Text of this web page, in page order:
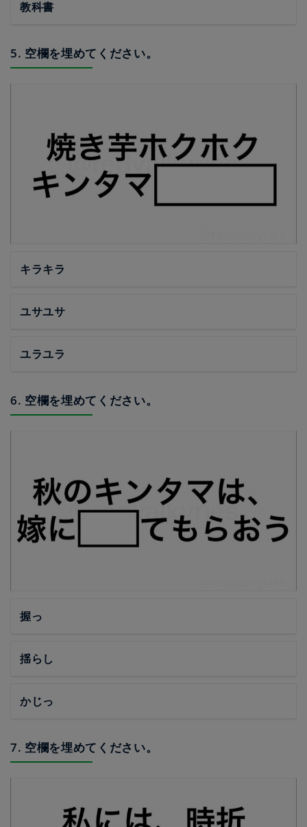
教科書
5. 空欄を埋めてください。
キラキラ
ユサユサ
ユラユラ
6. 空欄を埋めてください。
握っ
揺らし
かじっ
7. 空欄を埋めてください。